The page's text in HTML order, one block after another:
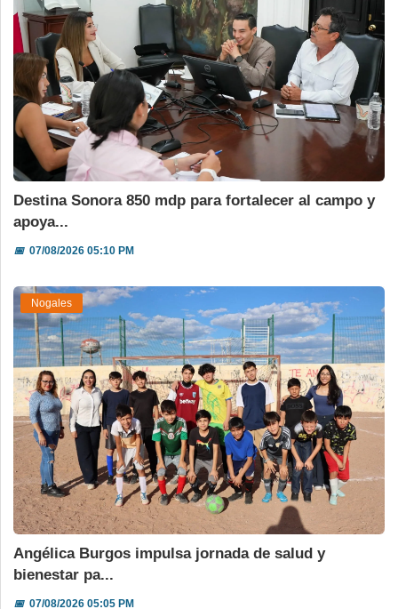
Destina Sonora 850 mdp para fortalecer al campo y
apoya...
📅07/08/2026 05:10 PM
Nogales
Angélica Burgos impulsa jornada de salud y
bienestar pa...
📅07/08/2026 05:05 PM